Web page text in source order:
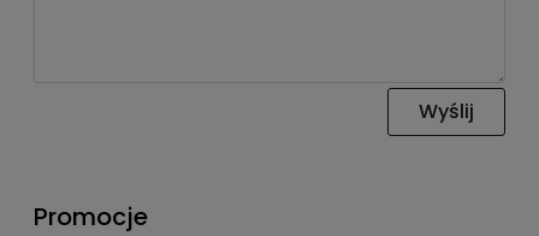
Wyślij
Promocje